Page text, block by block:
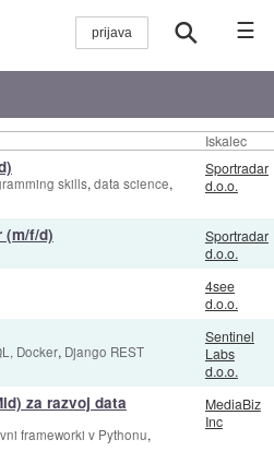
☰
Iskalec
skills, data science,
Sportradar
d.o.o.
(m/f/d)
Sportradar
d.o.o.
4see
d.o.o.
Docker, Django REST
Sentinel
Labs
d.o.o.
za razvoj data
frameworki v Pythonu,
MediaBiz
Inc